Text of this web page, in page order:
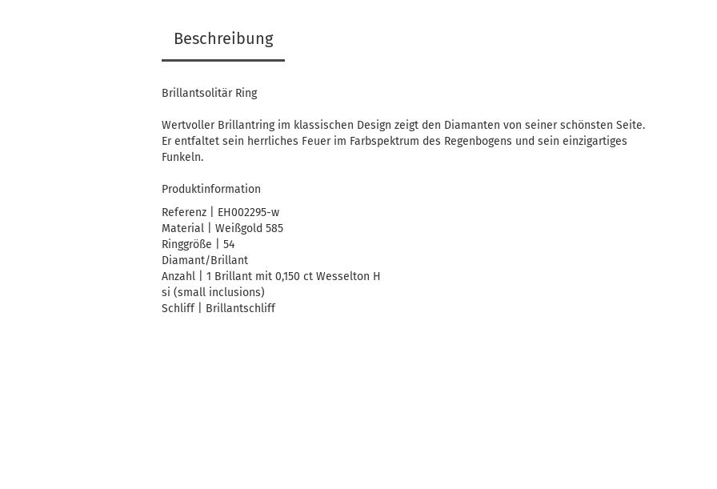
Beschreibung
Brillantsolitär Ring
Wertvoller Brillantring im klassischen Design zeigt den Diamanten von seiner schönsten Seite.
Er entfaltet sein herrliches Feuer im Farbspektrum des Regenbogens und sein einzigartiges
Funkeln.
Produktinformation
Referenz | EH002295-w
Material | Weißgold 585
Ringgröße | 54
Diamant/Brillant
Anzahl | 1 Brillant mit 0,150 ct Wesselton H
si (small inclusions)
Schliff | Brillantschliff